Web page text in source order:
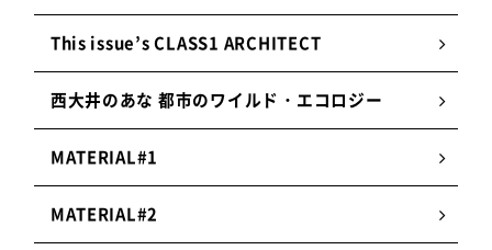
This issue’s CLASS1 ARCHITECT
西大井のあな 都市のワイルド・エコロジー
MATERIAL#1
MATERIAL#2